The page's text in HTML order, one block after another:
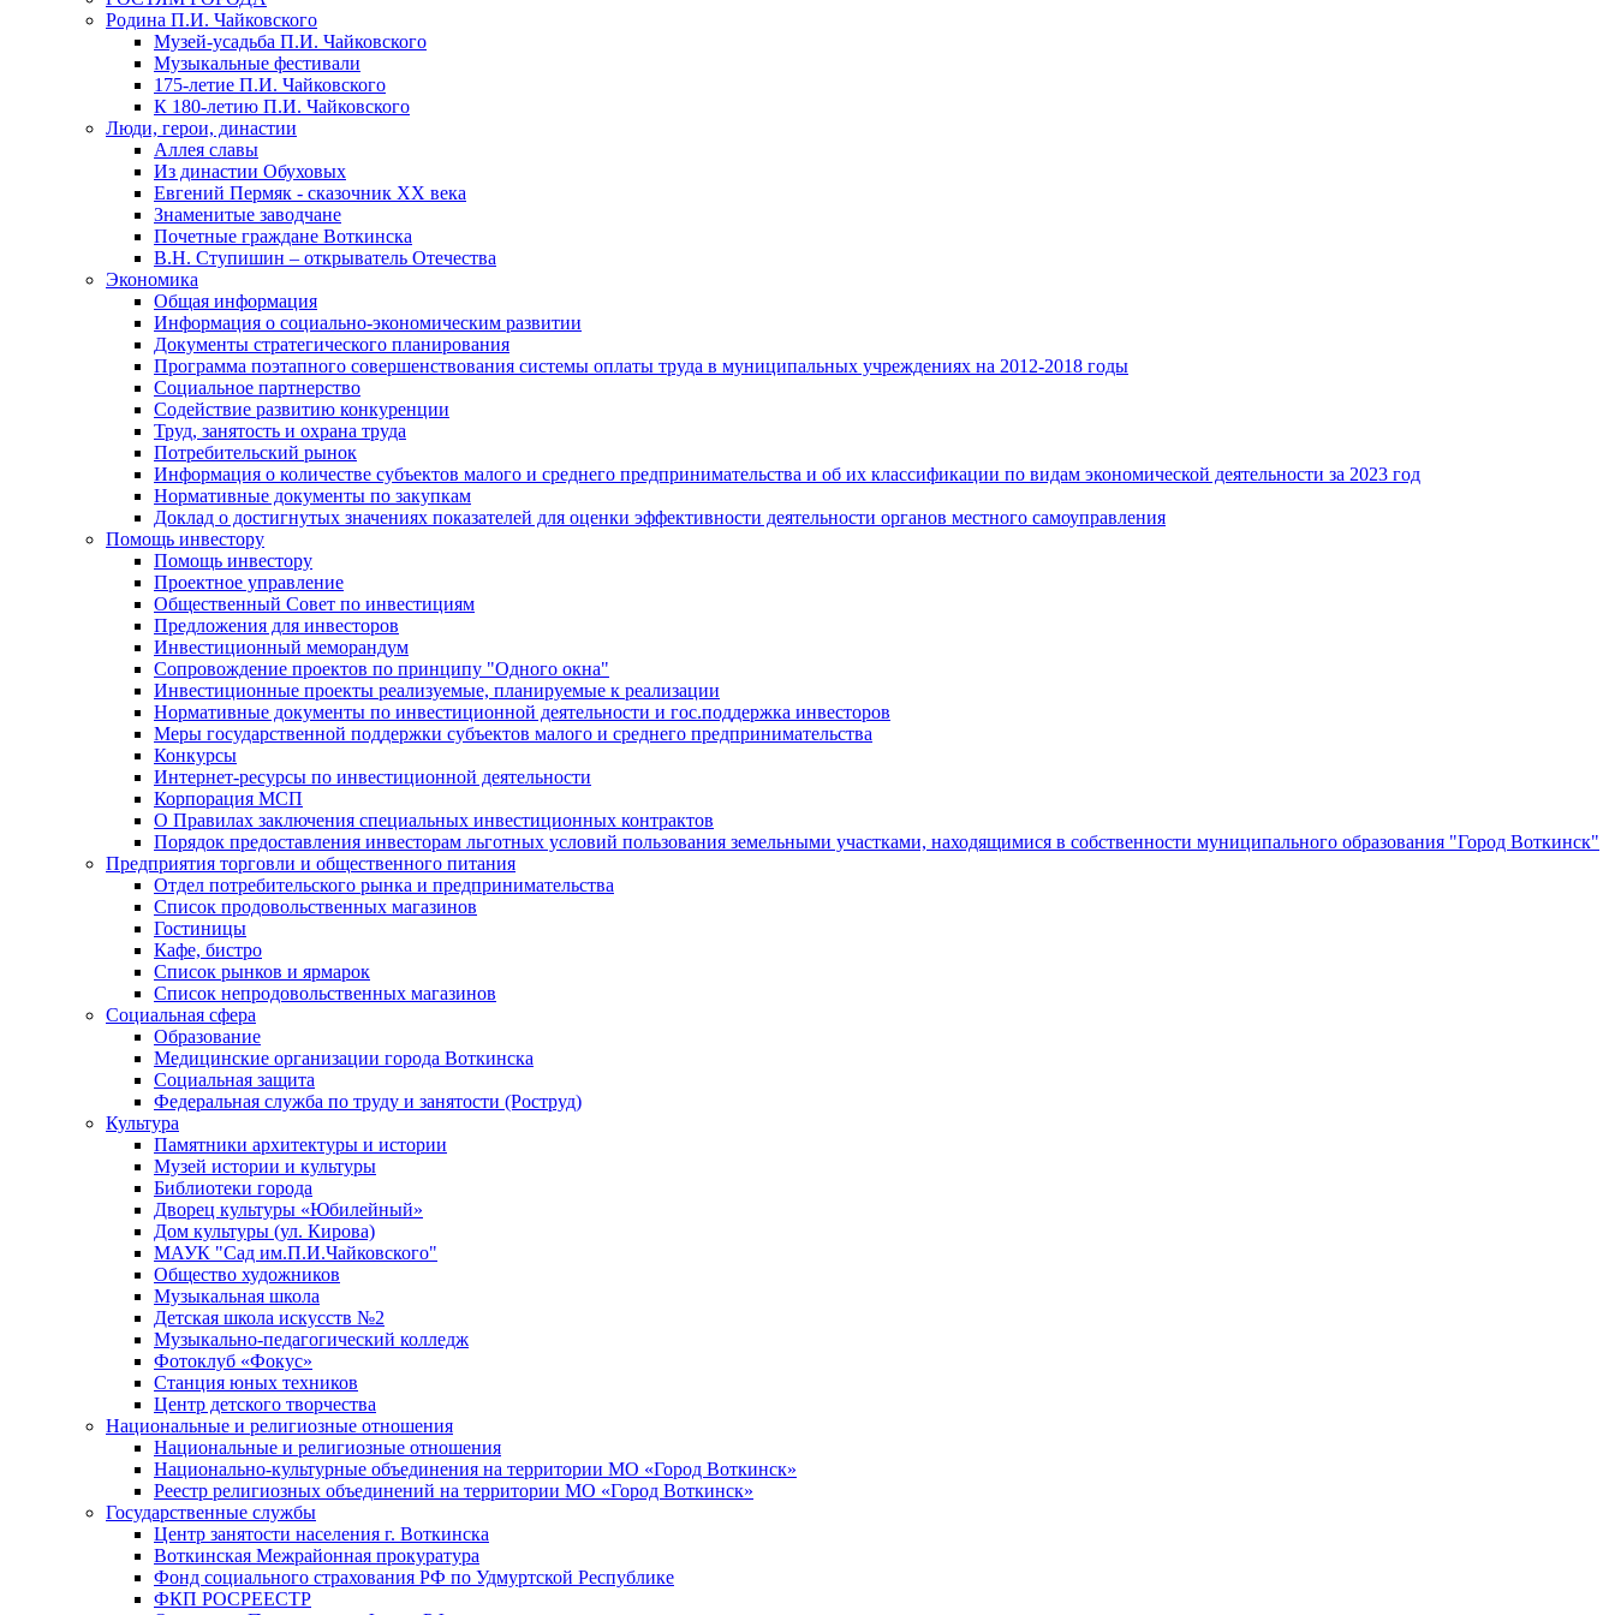
Родина П.И. Чайковского
Музей-усадьба П.И. Чайковского
Музыкальные фестивали
175-летие П.И. Чайковского
К 180-летию П.И. Чайковского
Люди, герои, династии
Аллея славы
Из династии Обуховых
Евгений Пермяк - сказочник XX века
Знаменитые заводчане
Почетные граждане Воткинска
В.Н. Ступишин – открыватель Отечества
Экономика
Общая информация
Информация о социально-экономическим развитии
Документы стратегического планирования
Программа поэтапного совершенствования системы оплаты труда в муниципальных учреждениях на 2012-2018 годы
Социальное партнерство
Содействие развитию конкуренции
Труд, занятость и охрана труда
Потребительский рынок
Информация о количестве субъектов малого и среднего предпринимательства и об их классификации по видам экономической деятельности за 2023 год
Нормативные документы по закупкам
Доклад о достигнутых значениях показателей для оценки эффективности деятельности органов местного самоуправления
Помощь инвестору
Помощь инвестору
Проектное управление
Общественный Совет по инвестициям
Предложения для инвесторов
Инвестиционный меморандум
Сопровождение проектов по принципу "Oдного окна"
Инвестиционные проекты реализуемые, планируемые к реализации
Нормативные документы по инвестиционной деятельности и гос.поддержка инвесторов
Меры государственной поддержки субъектов малого и среднего предпринимательства
Конкурсы
Интернет-ресурсы по инвестиционной деятельности
Корпорация МСП
О Правилах заключения специальных инвестиционных контрактов
Порядок предоставления инвесторам льготных условий пользования земельными участками, находящимися в собственности муниципального образования "Город Воткинск"
Предприятия торговли и общественного питания
Отдел потребительского рынка и предпринимательства
Список продовольственных магазинов
Гостиницы
Кафе, бистро
Cписок рынков и ярмарок
Список непродовольственных магазинов
Социальная сфера
Образование
Медицинские организации города Воткинска
Социальная защита
Федеральная служба по труду и занятости (Роструд)
Культура
Памятники архитектуры и истории
Музей истории и культуры
Библиотеки города
Дворец культуры «Юбилейный»
Дом культуры (ул. Кирова)
МАУК "Сад им.П.И.Чайковского"
Общество художников
Музыкальная школа
Детская школа искусств №2
Музыкально-педагогический колледж
Фотоклуб «Фокус»
Станция юных техников
Центр детского творчества
Национальные и религиозные отношения
Национальные и религиозные отношения
Национально-культурные объединения на территории МО «Город Воткинск»
Реестр религиозных объединений на территории МО «Город Воткинск»
Государственные службы
Центр занятости населения г. Воткинска
Воткинская Межрайонная прокуратура
Фонд социального страхования РФ по Удмуртской Республике
ФКП РОСРЕЕСТР